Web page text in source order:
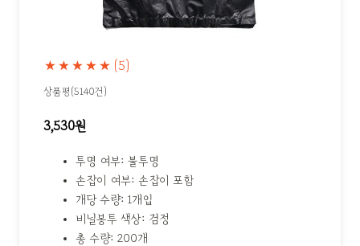
★★★★★ (5)
상품평(5140건)
3,530원
투명 여부: 불투명
손잡이 여부: 손잡이 포함
개당 수량: 1개입
비닐봉투 색상: 검정
총 수량: 200개